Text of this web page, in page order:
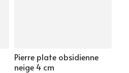
Pierre plate obsidienne
neige 4 cm